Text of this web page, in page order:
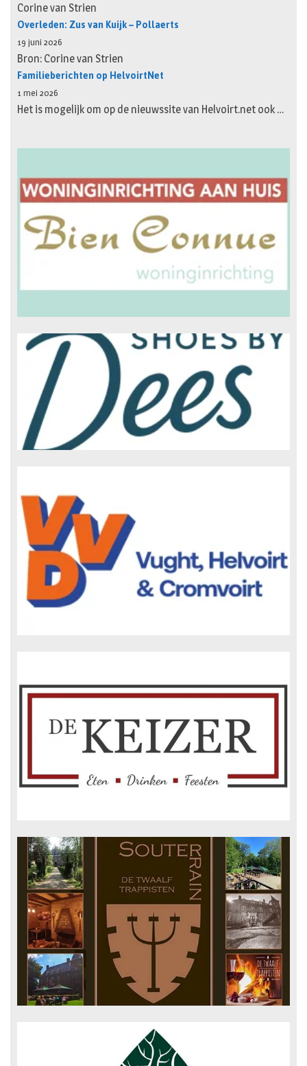
Corine van Strien
Overleden: Zus van Kuijk – Pollaerts
19 juni 2026
Bron: Corine van Strien
Familieberichten op HelvoirtNet
1 mei 2026
Het is mogelijk om op de nieuwssite van Helvoirt.net ook …